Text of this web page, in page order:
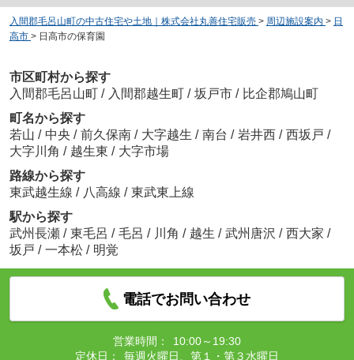
入間郡毛呂山町の中古住宅や土地｜株式会社丸善住宅販売 > 周辺施設案内 > 日
高市 > 日高市の保育園
市区町村から探す
入間郡毛呂山町 / 入間郡越生町 / 坂戸市 / 比企郡鳩山町
町名から探す
若山 / 中央 / 前久保南 / 大字越生 / 南台 / 岩井西 / 西坂戸 /
大字川角 / 越生東 / 大字市場
路線から探す
東武越生線 / 八高線 / 東武東上線
駅から探す
武州長瀬 / 東毛呂 / 毛呂 / 川角 / 越生 / 武州唐沢 / 西大家 /
坂戸 / 一本松 / 明覚
電話でお問い合わせ
営業時間：
10:00～19:30
定休日：
毎週火曜日、第１・第３水曜日